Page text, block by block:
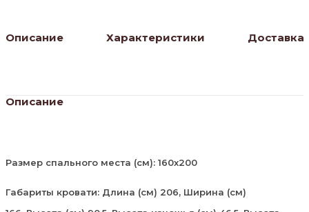
Описание Характеристики Доставка
Описание
Размер спального места (см): 160х200
Габариты кровати: Длина (см) 206, Ширина (см)